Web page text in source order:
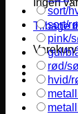
Ingen
Tilbage
Varekurv
sort/
sort/
pink/
gul/
rød/
hvid/